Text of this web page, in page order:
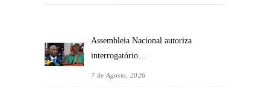
Assembleia Nacional autoriza
interrogatório…
7 de Agosto, 2026